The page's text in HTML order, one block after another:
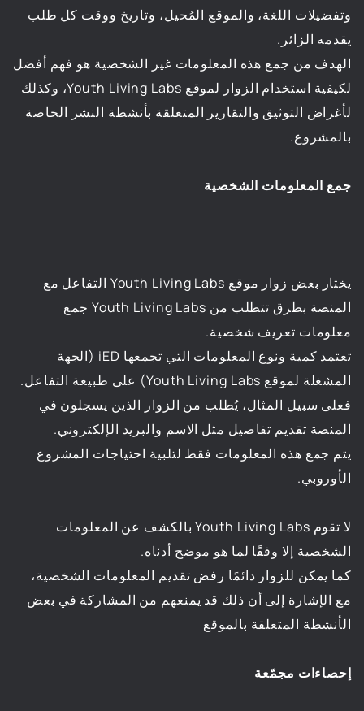
وتفضيلات اللغة، والموقع المُحيل، وتاريخ ووقت كل طلب
يقدمه الزائر.
الهدف من جمع هذه المعلومات غير الشخصية هو فهم أفضل
لكيفية استخدام الزوار لموقع Youth Living Labs، وكذلك
لأغراض التوثيق والتقارير المتعلقة بأنشطة النشر الخاصة
بالمشروع.
جمع المعلومات الشخصية
يختار بعض زوار موقع Youth Living Labs التفاعل مع
المنصة بطرق تتطلب من Youth Living Labs جمع
معلومات تعريف شخصية.
تعتمد كمية ونوع المعلومات التي تجمعها iED (الجهة
المشغلة لموقع Youth Living Labs) على طبيعة التفاعل.
فعلى سبيل المثال، يُطلب من الزوار الذين يسجلون في
المنصة تقديم تفاصيل مثل الاسم والبريد الإلكتروني.
يتم جمع هذه المعلومات فقط لتلبية احتياجات المشروع
الأوروبي.
لا تقوم Youth Living Labs بالكشف عن المعلومات
الشخصية إلا وفقًا لما هو موضح أدناه.
كما يمكن للزوار دائمًا رفض تقديم المعلومات الشخصية،
مع الإشارة إلى أن ذلك قد يمنعهم من المشاركة في بعض
الأنشطة المتعلقة بالموقع
إحصاءات مجمّعة